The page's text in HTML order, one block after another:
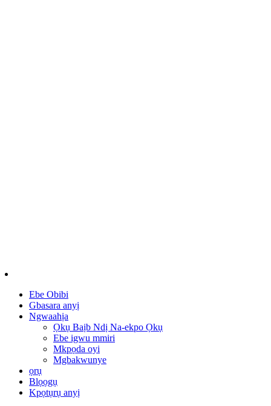
Ebe Obibi
Gbasara anyị
Ngwaahịa
Ọkụ Baịb Ndị Na-ekpo Ọkụ
Ebe igwu mmiri
Mkpọda oyi
Mgbakwunye
ọrụ
Blọọgụ
Kpọtụrụ anyị